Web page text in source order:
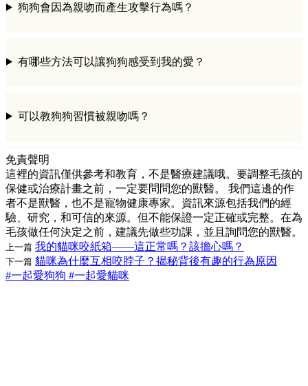
狗狗會因為親吻而產生攻擊行為嗎？
有哪些方法可以讓狗狗感受到我的愛？
可以教狗狗習慣被親吻嗎？
免責聲明
這裡的資訊僅供參考和教育，不是醫療建議哦。要調整毛孩的
保健或治療計畫之前，一定要問問您的獸醫。 我們這邊的作
者不是獸醫，也不是寵物健康專家。資訊來源包括我們的經
驗、研究，和可信的來源。但不能保證一定正確或完整。在為
毛孩做任何決定之前，建議先做些功課，並且詢問您的獸醫。
上一篇 我的貓咪咬紙箱——這正常嗎？該擔心嗎？
下一篇 貓咪為什麼互相咬脖子？揭秘背後有趣的行為原因
#一起愛狗狗 #一起愛貓咪